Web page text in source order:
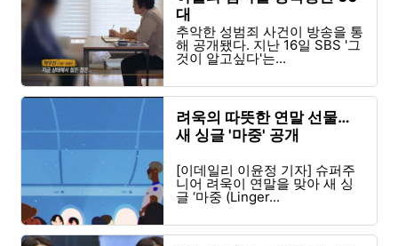
대
추악한 성범죄 사건이 방송을 통
해 공개됐다. 지난 16일 SBS '그
것이 알고싶다'는...
려욱의 따뜻한 연말 선물…
새 싱글 '마중' 공개
[이데일리 이윤정 기자] 슈퍼주
니어 려욱이 연말을 맞아 새 싱
글 ‘마중 (Linger...